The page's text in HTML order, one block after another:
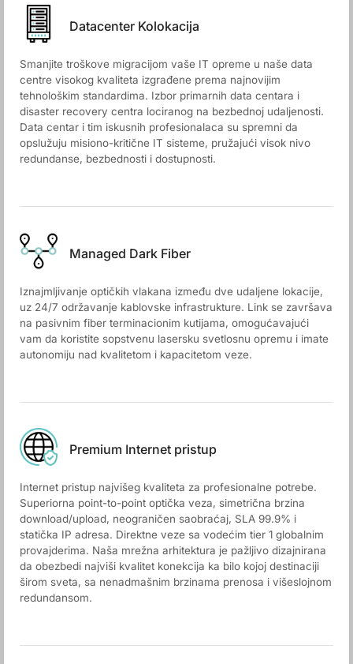
Datacenter Kolokacija
Smanjite troškove migracijom vaše IT opreme u naše data
centre visokog kvaliteta izgrađene prema najnovijim
tehnološkim standardima. Izbor primarnih data centara i
disaster recovery centra lociranog na bezbednoj udaljenosti.
Data centar i tim iskusnih profesionalaca su spremni da
opslužuju misiono-kritične IT sisteme, pružajući visok nivo
redundanse, bezbednosti i dostupnosti.
Managed Dark Fiber
Iznajmljivanje optičkih vlakana između dve udaljene lokacije,
uz 24/7 održavanje kablovske infrastrukture. Link se završava
na pasivnim fiber terminacionim kutijama, omogućavajući
vam da koristite sopstvenu lasersku svetlosnu opremu i imate
autonomiju nad kvalitetom i kapacitetom veze.
Premium Internet pristup
Internet pristup najvišeg kvaliteta za profesionalne potrebe.
Superiorna point-to-point optička veza, simetrična brzina
download/upload, neograničen saobraćaj, SLA 99.9% i
statička IP adresa. Direktne veze sa vodećim tier 1 globalnim
provajderima. Naša mrežna arhitektura je pažljivo dizajnirana
da obezbedi najviši kvalitet konekcija ka bilo kojoj destinaciji
širom sveta, sa nenadmašnim brzinama prenosa i višeslojnom
redundansom.